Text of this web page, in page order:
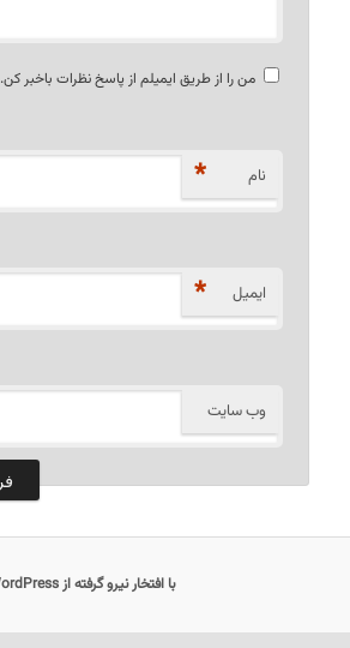
من را از طریق ایمیلم از پاسخ نظرات باخبر کن.
نام *
ایمیل *
وب‌ سایت
با افتخار نیرو گرفته از WordPress